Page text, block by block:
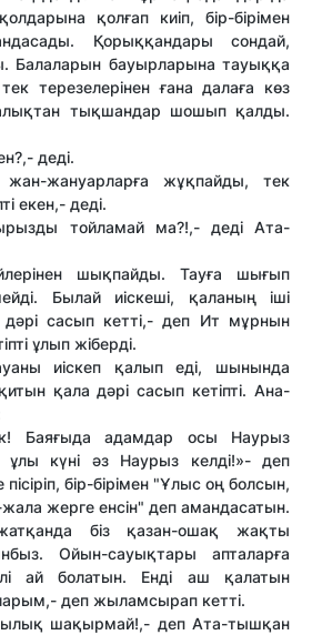
қолғап киіп, бір-бірімен
Қорыққандары сондай,
Балаларын бауырларына тауыққа
терезелерінен ғана далаға көз
тықшандар шошып қалды.
деді.
жануарларға жұқпайды, тек
екен,- деді.
тойламай ма?!,- деді Ата-
шықпайды. Тауға шығып
Былай иіскеші, қаланың іші
сасып кетті,- деп Ит мұрнын
ұлып жіберді.
иіскеп қалып еді, шынында
қала дәрі сасып кетіпті. Ана-
Баяғыда адамдар осы Наурыз
ұлы күні әз Наурыз келді!»- деп
бір-бірімен "Ұлыс оң болсын,
жерге енсін" деп амандасатын.
біз қазан-ошақ жақты
Ойын-сауықтары апталарға
ай болатын. Енді аш қалатын
деп жыламсырап кетті.
шақырмай!,- деп Ата-тышқан